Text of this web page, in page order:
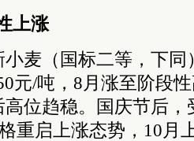
上涨
小麦（国标二等，下同
元/吨，8月涨至阶段
位趋稳。国庆节后，
重启上涨态势，10月